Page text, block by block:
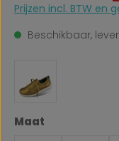
Prijzen incl. BTW en
Beschikbaar,
Selecteer
Maat